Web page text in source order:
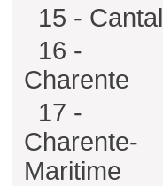
15 - Cantal
16 -
Charente
17 -
Charente-
Maritime